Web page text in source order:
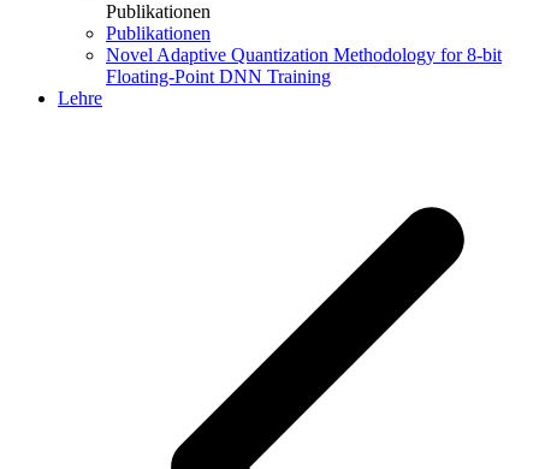
Publikationen
Publikationen
Novel Adaptive Quantization Methodology for 8-bit
Floating-Point DNN Training
Lehre